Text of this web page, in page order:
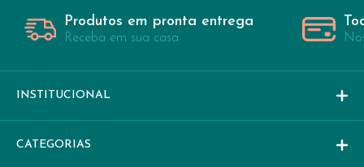
Produtos em pronta entrega
Receba em sua casa
INSTITUCIONAL
CATEGORIAS